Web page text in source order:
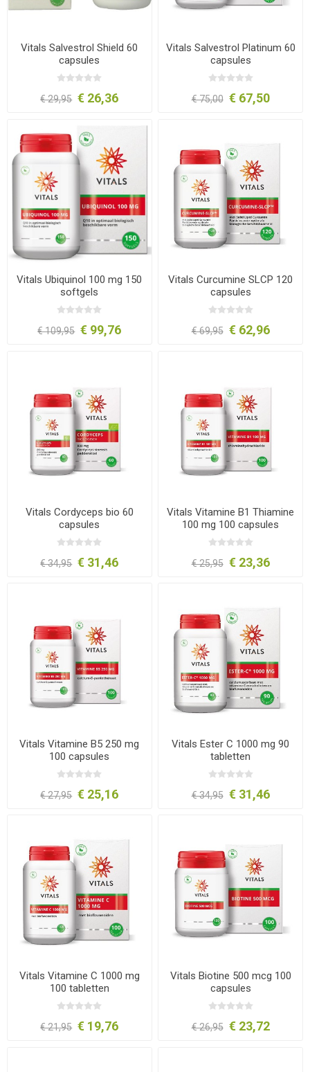
Vitals Salvestrol Shield 60
capsules
€ 29,95 € 26,36
Vitals Salvestrol Platinum 60
capsules
€ 75,00 € 67,50
Vitals Ubiquinol 100 mg 150
softgels
€ 109,95 € 99,76
Vitals Curcumine SLCP 120
capsules
€ 69,95 € 62,96
Vitals Cordyceps bio 60
capsules
€ 34,95 € 31,46
Vitals Vitamine B1 Thiamine
100 mg 100 capsules
€ 25,95 € 23,36
Vitals Vitamine B5 250 mg
100 capsules
€ 27,95 € 25,16
Vitals Ester C 1000 mg 90
tabletten
€ 34,95 € 31,46
Vitals Vitamine C 1000 mg
100 tabletten
€ 21,95 € 19,76
Vitals Biotine 500 mcg 100
capsules
€ 26,95 € 23,72